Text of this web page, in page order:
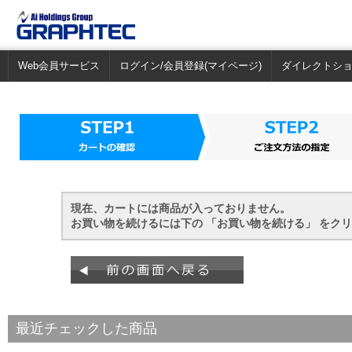
Web会員サービス ログイン/会員登録(マイページ) ダイレクトシ
現在、カートには商品が入っておりません。
お買い物を続けるには下の 「お買い物を続ける」 をク
最近チェックした商品